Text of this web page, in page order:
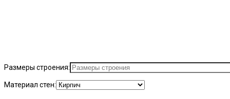
Размеры строения:
Материал стен: